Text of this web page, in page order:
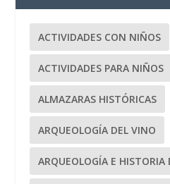
ACTIVIDADES CON NIÑOS
ACTIVIDADES PARA NIÑOS
ALMAZARAS HISTÓRICAS
ARQUEOLOGÍA DEL VINO
ARQUEOLOGÍA E HISTORIA